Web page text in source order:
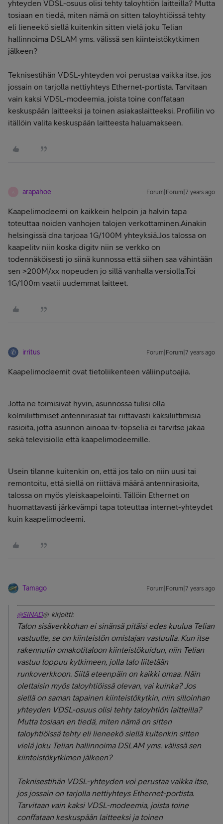
yhteyden VDSL-osuus olisi tehty taloyhtiön laitteilla? Mutta
tosiaan en tiedä, miten nämä on sitten taloyhtiöissä tehty
eli lieneekö siellä kuitenkin sitten vielä joku Telian
hallinnoima DSLAM yms. välissä sen kiinteistökytkimen
jälkeen?
Teknisestihän VDSL-yhteyden voi perustaa vaikka itse, jos
jossain on tarjolla nettiyhteys Ethernet-portista. Tarvitaan
vain kaksi VDSL-modeemia, joista toine conffataan
keskuspään laitteeksi ja toinen asiakaslaitteeksi. Profiilin vo
itällöin valita keskuspään laitteesta haluamakseen.
arapahoe Forum|Forum|7 years ago
Kaapelimodeemi on kaikkein helpoin ja halvin tapa
toteuttaa noiden vanhojen talojen verkottaminen.Ainakin
helsingissä dna tarjoaa 1G/100M yhteyksiä.Jos talossa on
kaapelitv niin koska digitv niin se verkko on
todennäköisesti jo siinä kunnossa että siihen saa vähintään
sen >200M/xx nopeuden jo sillä vanhalla versiolla.Toi
1G/100m vaatii uudemmat laitteet.
irritus Forum|Forum|7 years ago
Kaapelimodeemit ovat tietoliikenteen väliinputoajia.
Jotta ne toimisivat hyvin, asunnossa tulisi olla
kolmiliittimiset antennirasiat tai riittävästi kaksiliittimisiä
rasioita, jotta asunnon ainoaa tv-töpseliä ei tarvitse jakaa
sekä televisiolle että kaapelimodeemille.
Usein tilanne kuitenkin on, että jos talo on niin uusi tai
remontoitu, että siellä on riittävä määrä antennirasioita,
talossa on myös yleiskaapelointi. Tällöin Ethernet on
huomattavasti järkevämpi tapa toteuttaa internet-yhteydet
kuin kaapelimodeemi.
Tamago Forum|Forum|7 years ago
@SINAD@ kirjoitti:
Talon sisäverkkohan ei sinänsä pitäisi edes kuulua Telian
vastuulle, se on kiinteistön omistajan vastuulla. Kun itse
rakennutin omakotitaloon kiinteistökuidun, niin Telian
vastuu loppuu kytkimeen, jolla talo liitetään
runkoverkkoon. Siitä eteenpäin on kaikki omaa. Näin
olettaisin myös taloyhtiöissä olevan, vai kuinka? Jos
siellä on saman tapainen kiinteistökytkin, niin silloinhan
yhteyden VDSL-osuus olisi tehty taloyhtiön laitteilla?
Mutta tosiaan en tiedä, miten nämä on sitten
taloyhtiöissä tehty eli lieneekö siellä kuitenkin sitten
vielä joku Telian hallinnoima DSLAM yms. välissä sen
kiinteistökytkimen jälkeen?
Teknisestihän VDSL-yhteyden voi perustaa vaikka itse,
jos jossain on tarjolla nettiyhteys Ethernet-portista.
Tarvitaan vain kaksi VDSL-modeemia, joista toine
conffataan keskuspään laitteeksi ja toinen